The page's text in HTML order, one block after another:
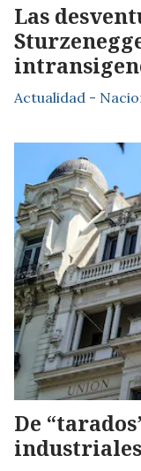
Las
Actualidad -
De